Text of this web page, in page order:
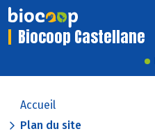
Biocoop Castellane
Accueil
Plan du site